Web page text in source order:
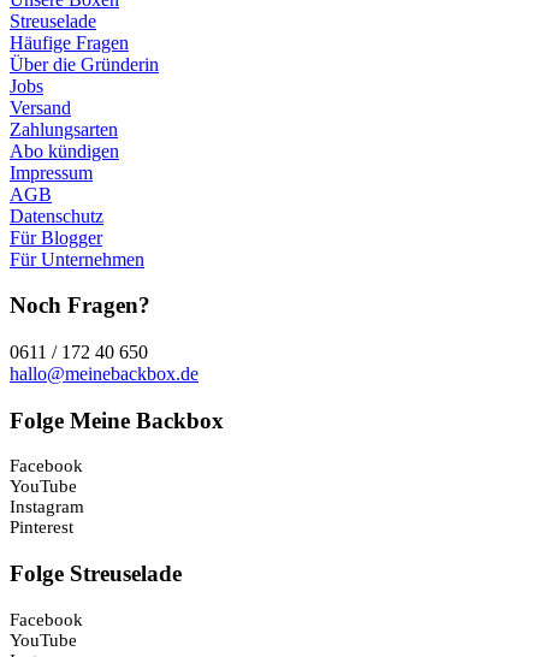
Streuselade
Häufige Fragen
Über die Gründerin
Jobs
Versand
Zahlungsarten
Abo kündigen
Impressum
AGB
Datenschutz
Für Blogger
Für Unternehmen
Noch Fragen?
0611 / 172 40 650
hallo@meinebackbox.de
Folge Meine Backbox
Facebook
YouTube
Instagram
Pinterest
Folge Streuselade
Facebook
YouTube